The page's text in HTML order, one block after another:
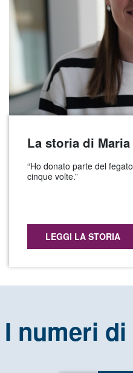
La storia di Maria
“Ho donato parte del
cinque volte.”
LEGGI LA STORIA
I numeri di